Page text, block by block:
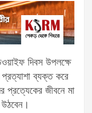
দিবস উপলক্ষে
প্রত্যাশা ব্যক্ত করে
জীবনে মা